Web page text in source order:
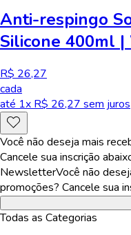
Anti-respingo
Silicone 400ml |
R$ 26,27
cada
até 1x R$ 26,27 sem juros
Você não deseja mais
Cancele sua inscrição
NewsletterVocê não
promoções? Cancele sua
Todas as Categorias